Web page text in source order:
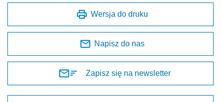
Wersja do druku
Napisz do nas
Zapisz się na newsletter